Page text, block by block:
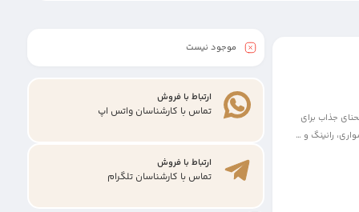
جذاب برای
رانینگ و …
موجود نیست
ارتباط با فروش
تماس با کارشناسان واتس اپ
ارتباط با فروش
تماس با کارشناسان تلگرام